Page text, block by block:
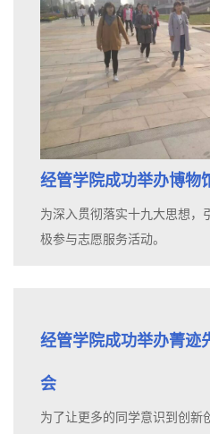
经管学院成功举办博物
为深入贯彻落实十九大思想，
极参与志愿服务活动。
经管学院成功举办菁迹
会
为了让更多的同学意识到创新